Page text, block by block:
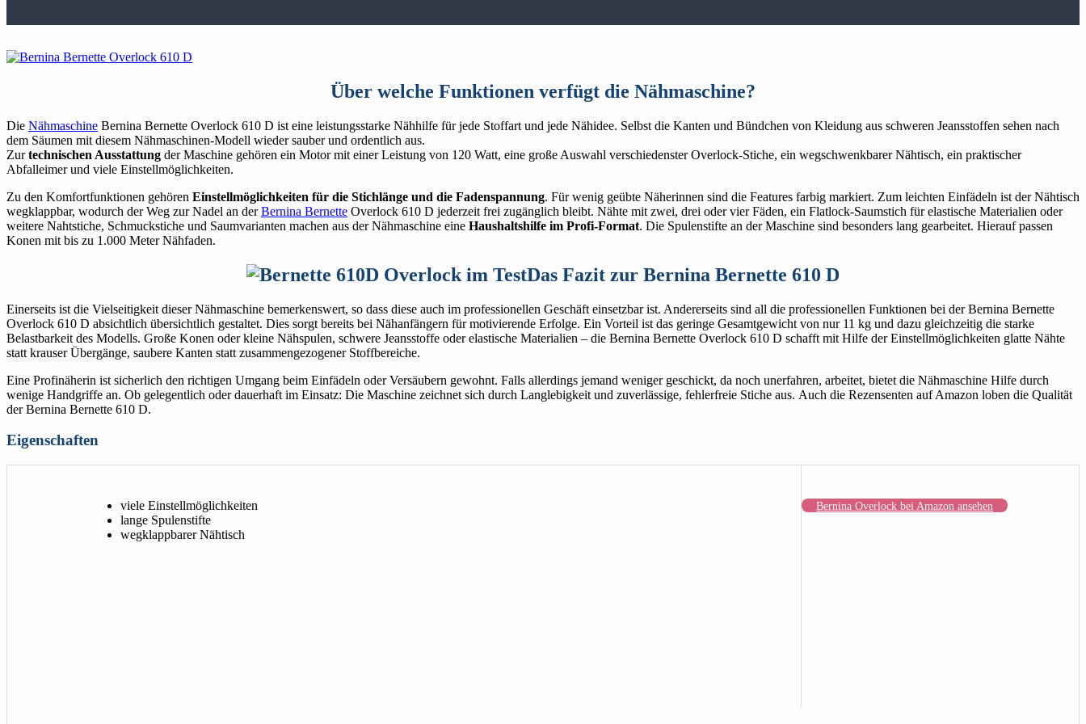
Über welche Funktionen verfügt die Nähmaschine?
Die Nähmaschine Bernina Bernette Overlock 610 D ist eine leistungsstarke Nähhilfe für jede Stoffart und jede Nähidee. Selbst die Kanten und Bündchen von Kleidung aus schweren Jeansstoffen sehen nach
dem Säumen mit diesem Nähmaschinen-Modell wieder sauber und ordentlich aus.
Zurtechnischen Ausstattung der Maschine gehören ein Motor mit einer Leistung von 120 Watt, eine große Auswahl verschiedenster Overlock-Stiche, ein wegschwenkbarer Nähtisch, ein praktischer
Abfalleimer und viele Einstellmöglichkeiten.
Zu den Komfortfunktionen gehören Einstellmöglichkeiten für die Stichlänge und die Fadenspannung. Für wenig geübte Näherinnen sind die Features farbig markiert. Zum leichten Einfädeln ist der Nähtisch
wegklappbar, wodurch der Weg zur Nadel an derBernina Bernette Overlock 610 D jederzeit frei zugänglich bleibt. Nähte mit zwei, drei oder vier Fäden, ein Flatlock-Saumstich für elastische Materialien oder
weitere Nahtstiche, Schmuckstiche und Saumvarianten machen aus der Nähmaschine eine Haushaltshilfe im Profi-Format. Die Spulenstifte an der Maschine sind besonders lang gearbeitet. Hierauf passen
Konen mit bis zu 1.000 Meter Nähfaden.
Das Fazit zur Bernina Bernette 610 D
Einerseits ist die Vielseitigkeit dieser Nähmaschine bemerkenswert, so dass diese auch im professionellen Geschäft einsetzbar ist. Andererseits sind all die professionellen Funktionen bei der Bernina Bernette
Overlock 610 D absichtlich übersichtlich gestaltet. Dies sorgt bereits bei Nähanfängern für motivierende Erfolge. Ein Vorteil ist das geringe Gesamtgewicht von nur 11 kg und dazu gleichzeitig die starke
Belastbarkeit des Modells. Große Konen oder kleine Nähspulen, schwere Jeansstoffe oder elastische Materialien – die Bernina Bernette Overlock 610 D schafft mit Hilfe der Einstellmöglichkeiten glatte Nähte
statt krauser Übergänge, saubere Kanten statt zusammengezogener Stoffbereiche.
Eine Profinäherin ist sicherlich den richtigen Umgang beim Einfädeln oder Versäubern gewohnt. Falls allerdings jemand weniger geschickt, da noch unerfahren, arbeitet, bietet die Nähmaschine Hilfe durch
wenige Handgriffe an. Ob gelegentlich oder dauerhaft im Einsatz: Die Maschine zeichnet sich durch Langlebigkeit und zuverlässige, fehlerfreie Stiche aus. Auch die Rezensenten auf Amazon loben die Qualität
der Bernina Bernette 610 D.
Eigenschaften
viele Einstellmöglichkeiten
lange Spulenstifte
wegklappbarer Nähtisch
Bernina Overlock bei Amazon ansehen